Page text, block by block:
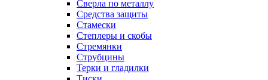
Сверла по металлу
Средства защиты
Стамески
Степлеры и скобы
Стремянки
Струбцины
Терки и гладилки